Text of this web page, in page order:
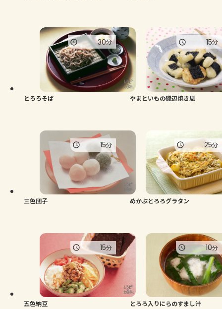
とろろそば
30分
やまといもの磯辺焼き風
15分
三色団子
15分
めかぶとろろグラタン
25分
五色納豆
15分
とろろ入りにらのすまし汁
10分